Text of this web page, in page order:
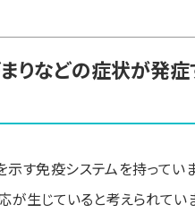
りなどの症状が発症
す免疫システムを持ってい
生じていると考えられてい